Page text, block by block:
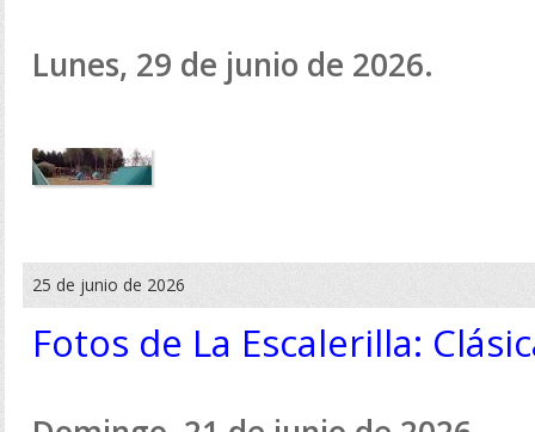
Lunes, 29 de junio de 2026.
25 de junio de 2026
Fotos de La Escalerilla: